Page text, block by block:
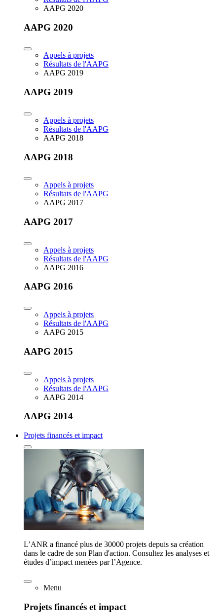
AAPG 2020
AAPG 2020
Appels à projets
Résultats de l'AAPG
AAPG 2019
AAPG 2019
Appels à projets
Résultats de l'AAPG
AAPG 2018
AAPG 2018
Appels à projets
Résultats de l'AAPG
AAPG 2017
AAPG 2017
Appels à projets
Résultats de l'AAPG
AAPG 2016
AAPG 2016
Appels à projets
Résultats de l'AAPG
AAPG 2015
AAPG 2015
Appels à projets
Résultats de l'AAPG
AAPG 2014
AAPG 2014
Projets financés et impact
L’ANR a financé plus de 30000 projets depuis sa création
dans le cadre de son Plan d'action. Consultez les analyses et
études d’impact menées par l’Agence.
Menu
Projets financés et impact